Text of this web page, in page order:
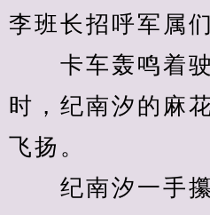
李班长招呼军属
卡车轰鸣着驶
时，纪南汐的麻
飞扬。
纪南汐一手攥